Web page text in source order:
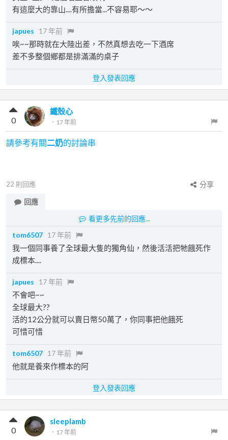
有這麼大的靠山....有所擔當...不容易耶～～
japues 17 年前
唉~~那時就在大陸出差，不然真想去吃一下酒席
差不多整個鄉都是排滿滿的桌子
登入發表回應
鐵殼心
． 17 年前
0
請參考有關二奶的討論串
22 則回應
分享
回應
看更多先前的回應...
tom6507 17 年前
我一個同事養了全球最大隻的獨角仙，然後活活把牠餓死作
成標本....
japues 17 年前
不會吧~~
全球最大??
活的12公分就可以賣日幣50萬了，你同事把他餓死
可惜可惜
tom6507 17 年前
他就是養來作標本的阿
登入發表回應
sleeplamb
． 17 年前
0